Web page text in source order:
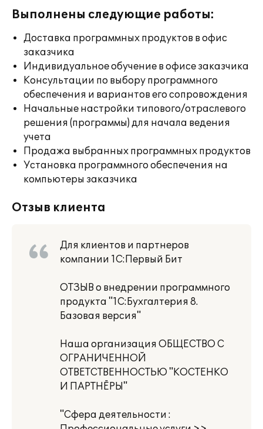
Выполнены следующие работы:
Доставка программных продуктов в офис
заказчика
Индивидуальное обучение в офисе заказчика
Консультации по выбору программного
обеспечения и вариантов его сопровождения
Начальные настройки типового/отраслевого
решения (программы) для начала ведения
учета
Продажа выбранных программных продуктов
Установка программного обеспечения на
компьютеры заказчика
Отзыв клиента
Для клиентов и партнеров
компании 1С:Первый Бит
ОТЗЫВ о внедрении программного
продукта "1С:Бухгалтерия 8.
Базовая версия"
Наша организация ОБЩЕСТВО С
ОГРАНИЧЕННОЙ
ОТВЕТСТВЕННОСТЬЮ "КОСТЕНКО
И ПАРТНЁРЫ"
"Сфера деятельности :